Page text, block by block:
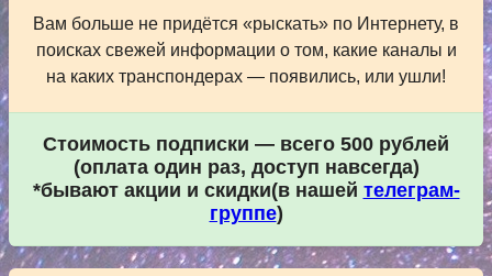
Вам больше не придётся «рыскать» по Интернету, в
поисках свежей информации о том, какие каналы и
на каких транспондерах — появились, или ушли!
Стоимость подписки — всего 500 рублей
(оплата один раз, доступ навсегда)
*бывают акции и скидки(в нашей телеграм-
группе)